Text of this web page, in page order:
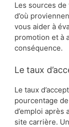
Les sources
d’où
vous aider à
promotion et à
conséquence.
Le taux
Le taux
pourcentage
d’emploi
site carrière.